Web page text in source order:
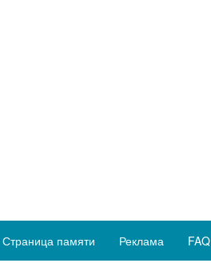
Страница памяти Реклама FAQ